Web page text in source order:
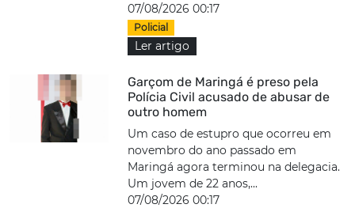
07/08/2026 00:17
Policial
Ler artigo
Garçom de Maringá é preso pela
Polícia Civil acusado de abusar de
outro homem
Um caso de estupro que ocorreu em
novembro do ano passado em
Maringá agora terminou na delegacia.
Um jovem de 22 anos,...
07/08/2026 00:17